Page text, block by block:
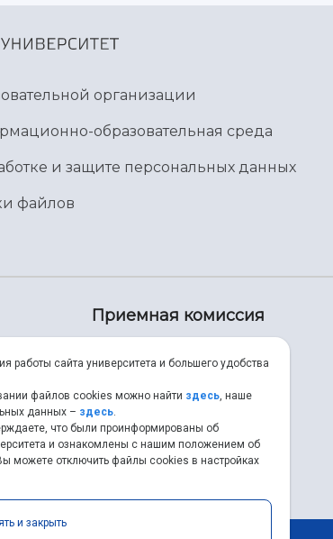
организации
образовательная среда
и защите персональных данных
файлов
Приемная комиссия
8 (846) 267-48-67
priem@ssau.ru
сайта университета и большего удобства
файлов cookies можно найти здесь, наше
данных – здесь.
что были проинформированы об
и ознакомлены с нашим положением об
можете отключить файлы cookies в настройках
и закрыть